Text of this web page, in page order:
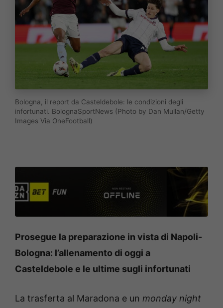
Bologna, il report da Casteldebole: le condizioni degli
infortunati. BolognaSportNews (Photo by Dan Mullan/Getty
Images Via OneFootball)
Prosegue la preparazione in vista di Napoli-
Bologna: l’allenamento di oggi a
Casteldebole e le ultime sugli infortunati
La trasferta al Maradona e un monday night